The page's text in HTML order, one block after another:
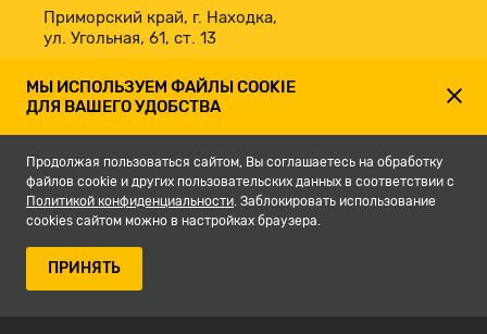
Приморский край, г. Находка,
ул. Угольная, 61, ст. 13
принимаем к оплате
© 2007-2026, Магазин строительных материалов СКЛАД13.РФ.
МЫ ИСПОЛЬЗУЕМ ФАЙЛЫ COOKIE
ДЛЯ ВАШЕГО УДОБСТВА
Продолжая пользоваться сайтом, Вы соглашаетесь на обработку
файлов cookie и других пользовательских данных в соответствии с
Политикой конфиденциальности. Заблокировать использование
cookies сайтом можно в настройках браузера.
ПРИНЯТЬ